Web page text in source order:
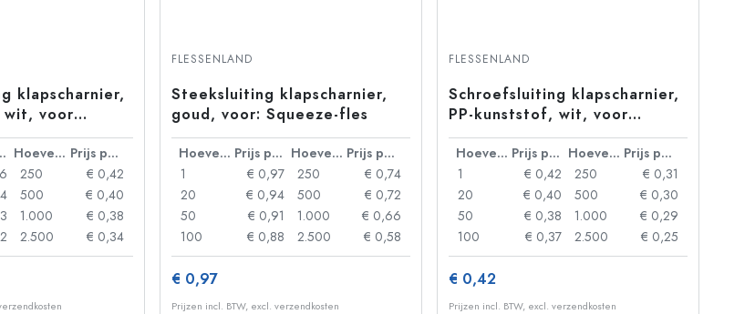
klapscharnier,
wit, voor
Hoeveelheid
Prijs per eenheid
250
€ 0,42
500
€ 0,40
1.000
€ 0,38
2.500
€ 0,34
FLESSENLAND
Steeksluiting klapscharnier,
goud, voor: Squeeze-fles
Hoeveelheid Prijs per eenheid Hoeveelheid
Prijs per eenheid
1
€ 0,97
20
€ 0,94
50
€ 0,91
100
€ 0,88
250
€ 0,74
500
€ 0,72
1.000
€ 0,66
2.500
€ 0,58
€ 0,97
Prijzen incl. BTW, excl. verzendkosten
FLESSENLAND
Schroefsluiting klapscharnier,
PP-kunststof, wit, voor
monding: 20/410
Hoeveelheid Prijs per eenheid Hoeveelheid
Prijs per eenheid
1
€ 0,42
20
€ 0,40
50
€ 0,38
100
€ 0,37
250
€ 0,31
500
€ 0,30
1.000
€ 0,29
2.500
€ 0,25
€ 0,42
Prijzen incl. BTW, excl. verzendkosten